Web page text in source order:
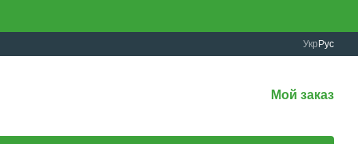
Укр Рус
Мой заказ